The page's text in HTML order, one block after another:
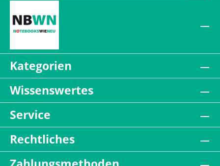
Kategorien
Wissenswertes
Service
Rechtliches